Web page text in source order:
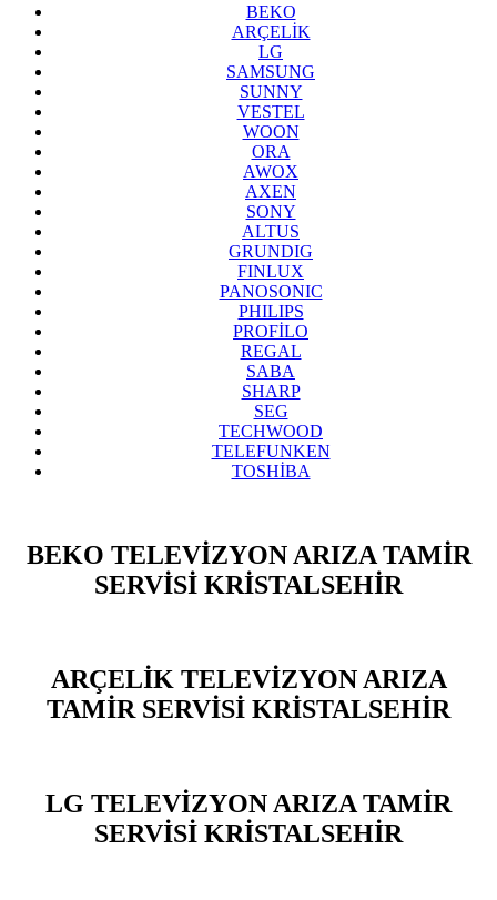
BEKO
ARÇELİK
LG
SAMSUNG
SUNNY
VESTEL
WOON
ORA
AWOX
AXEN
SONY
ALTUS
GRUNDIG
FINLUX
PANOSONIC
PHILIPS
PROFİLO
REGAL
SABA
SHARP
SEG
TECHWOOD
TELEFUNKEN
TOSHİBA
BEKO TELEVİZYON ARIZA TAMİR
SERVİSİ KRİSTALSEHİR
ARÇELİK TELEVİZYON ARIZA
TAMİR SERVİSİ KRİSTALSEHİR
LG TELEVİZYON ARIZA TAMİR
SERVİSİ KRİSTALSEHİR